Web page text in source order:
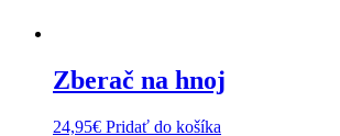
Zberač na hnoj
24,95€ Pridať do košíka